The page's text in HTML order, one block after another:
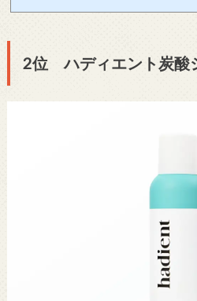
2位 ハディエント炭酸